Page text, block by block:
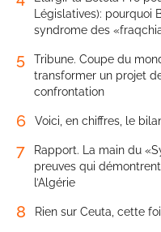
Législatives):
syndrome des
5
Tribune. Coupe du
transformer un projet
confrontation
6 Voici, en chiffres, le
7
Rapport. La main du
preuves qui
l’Algérie
8 Rien sur Ceuta, cette